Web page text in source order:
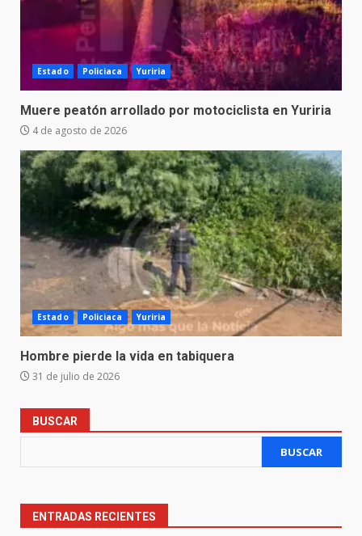
Estado Policiaca Yuriria
Muere peatón arrollado por motociclista en Yuriria
4 de agosto de 2026
Estado Policiaca Yuriria
Hombre pierde la vida en tabiquera
31 de julio de 2026
BUSCAR
BUSCAR
ENTRADAS RECIENTES